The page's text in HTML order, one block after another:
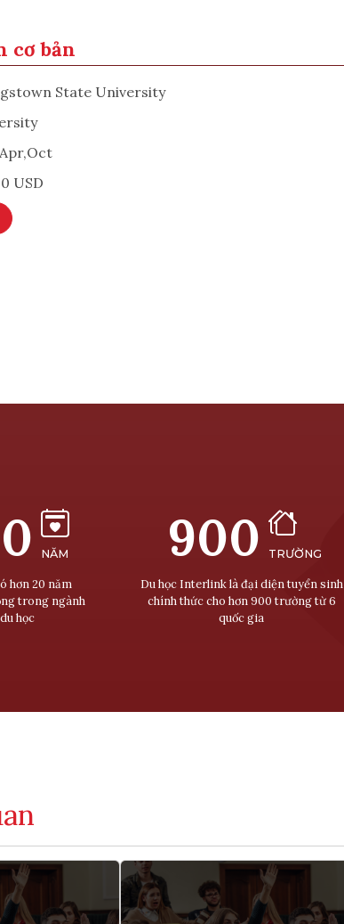
cơ bản
State University
Apr,Oct
USD
NĂM
hơn 20 năm
trong ngành
học
900 TRƯỜNG
Du học Interlink là đại diện tuyển sinh
chính thức cho hơn 900 trường từ 6
quốc gia